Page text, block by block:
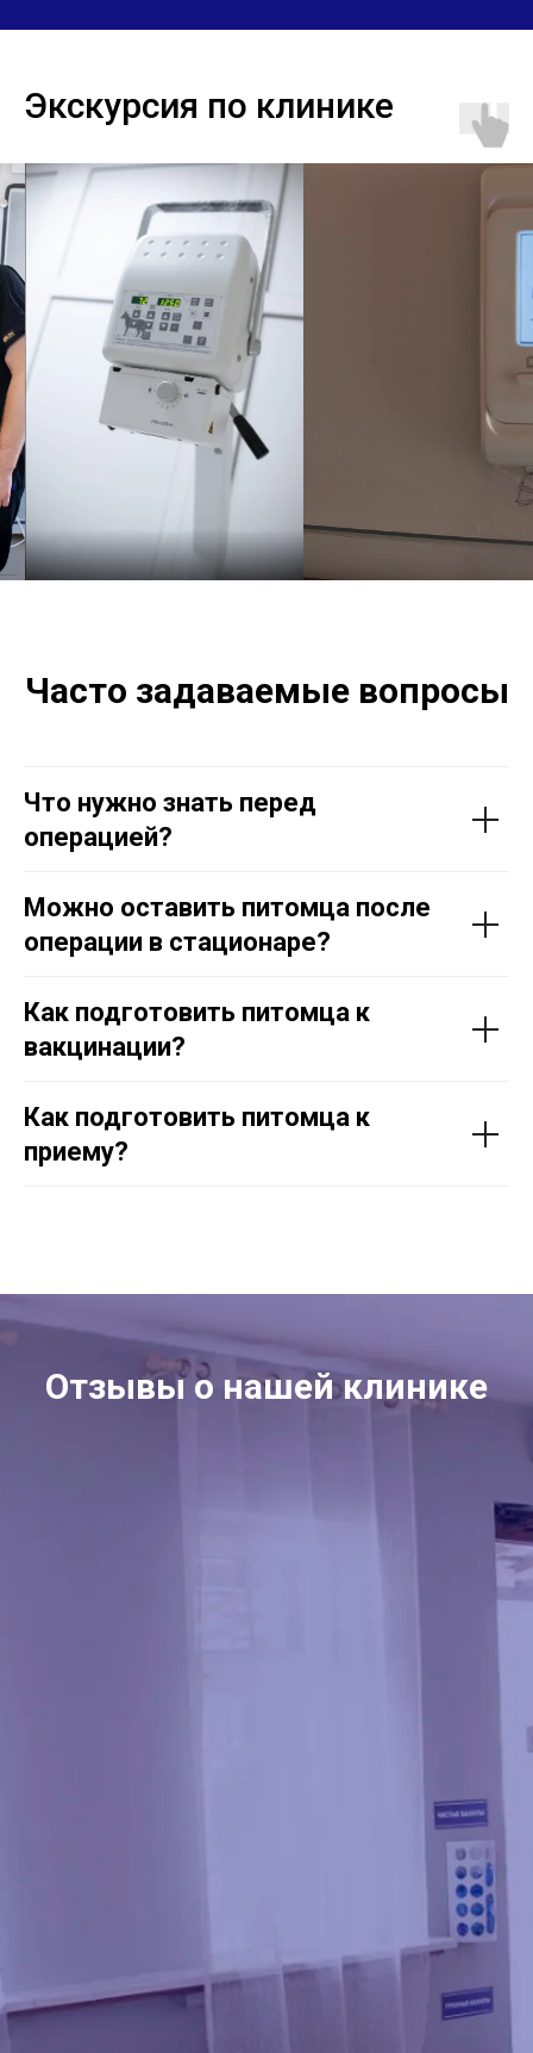
Экскурсия по клинике
Часто задаваемые вопросы
Что нужно знать перед
операцией?
Можно оставить питомца после
операции в стационаре?
Как подготовить питомца к
вакцинации?
Как подготовить питомца к
приему?
Отзывы о нашей клинике